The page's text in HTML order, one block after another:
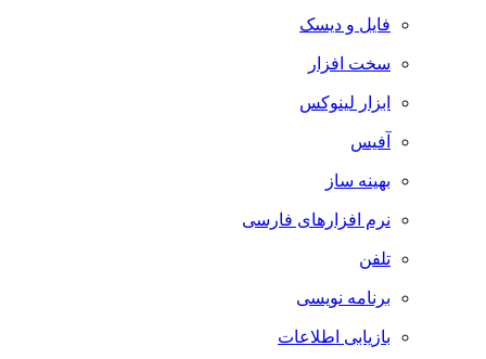
فایل و دیسک
سخت افزار
ابزار لینوکس
آفیس
بهینه ساز
نرم افزارهای فارسی
تلفن
برنامه نویسی
بازیابی اطلاعات